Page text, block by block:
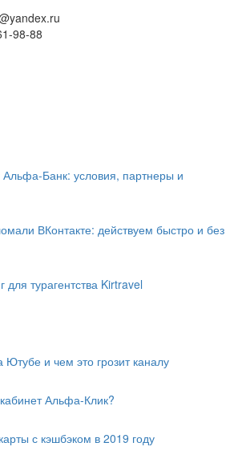
98-88
Альфа-Банк: условия, партнеры и
ВКонтакте: действуем быстро и без
для турагентства Kirtravel
Ютубе и чем это грозит каналу
Альфа-Клик?
с кэшбэком в 2019 году